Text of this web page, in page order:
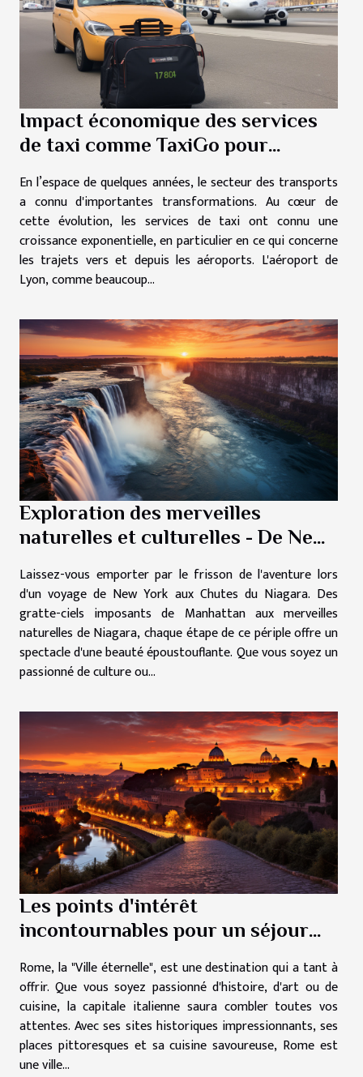
Impact économique des services
de taxi comme TaxiGo pour
En l’espace de quelques années, le secteur des transports
a connu d'importantes transformations. Au cœur de
cette évolution, les services de taxi ont connu une
croissance exponentielle, en particulier en ce qui concerne
les trajets vers et depuis les aéroports. L'aéroport de
Lyon, comme beaucoup...
Exploration des merveilles
naturelles et culturelles - De New
Laissez-vous emporter par le frisson de l'aventure lors
d'un voyage de New York aux Chutes du Niagara. Des
gratte-ciels imposants de Manhattan aux merveilles
naturelles de Niagara, chaque étape de ce périple offre un
spectacle d'une beauté époustouflante. Que vous soyez un
passionné de culture ou...
Les points d'intérêt
incontournables pour un séjour
Rome, la "Ville éternelle", est une destination qui a tant à
offrir. Que vous soyez passionné d'histoire, d'art ou de
cuisine, la capitale italienne saura combler toutes vos
attentes. Avec ses sites historiques impressionnants, ses
places pittoresques et sa cuisine savoureuse, Rome est
une ville...